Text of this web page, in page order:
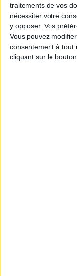
traitements de vos
nécessiter votre
y opposer. Vos
Vous pouvez
consentement à tout
cliquant sur le
Le cercle en V
former un
Seul, il permet